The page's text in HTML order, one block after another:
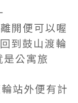
開便可以喔
到鼓山渡輪
公寓旅
站外便有計